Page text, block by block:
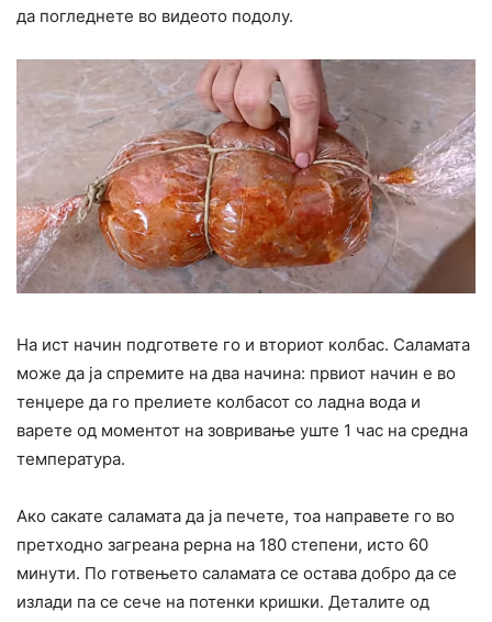
да погледнете во видеото подолу.
На ист начин подгответе го и вториот колбас. Саламата
може да ја спремите на два начина: првиот начин е во
тенџере да го прелиете колбасот со ладна вода и
варете од моментот на зовривање уште 1 час на средна
температура.
Ако сакате саламата да ја печете, тоа направете го во
претходно загреана рерна на 180 степени, исто 60
минути. По готвењето саламата се остава добро да се
излади па се сече на потенки кришки. Деталите од